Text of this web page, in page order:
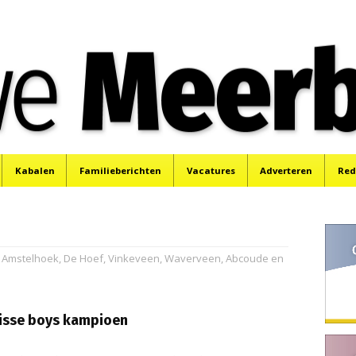
Kabalen Familieberichten Vacatures Adverteren
De Hoef, Vinkeveen, Waverveen, Abcoude en
boys kampioen